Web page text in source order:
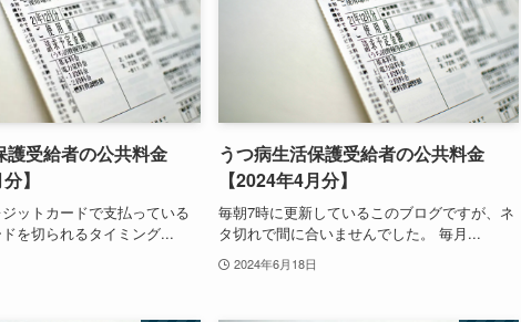
護受給者の公共料金
】
ットカードで支払っている
を切られるタイミング...
うつ病生活保護受給者の公共料金
【2024年4月分】
毎朝7時に更新しているこのブログですが、ネ
タ切れで間に合いませんでした。 毎月...
2024年6月18日